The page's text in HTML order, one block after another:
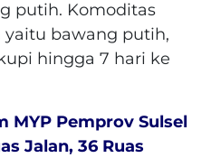
putih. Komoditas
bawang putih,
hingga 7 hari ke
MYP Pemprov Sulsel
Jalan, 36 Ruas